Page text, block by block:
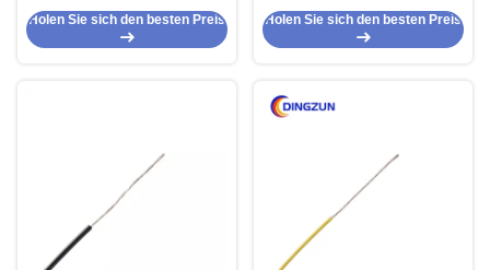
Holen Sie sich den besten Preis
Holen Sie sich den besten Preis